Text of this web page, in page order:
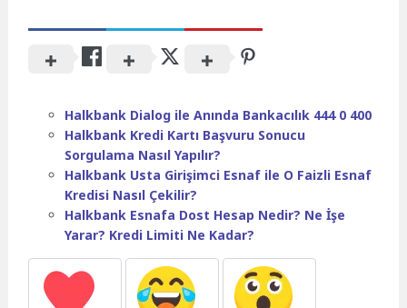
Halkbank Dialog ile Anında Bankacılık 444 0 400
Halkbank Kredi Kartı Başvuru Sonucu
Sorgulama Nasıl Yapılır?
Halkbank Usta Girişimci Esnaf ile O Faizli Esnaf
Kredisi Nasıl Çekilir?
Halkbank Esnafa Dost Hesap Nedir? Ne İşe
Yarar? Kredi Limiti Ne Kadar?